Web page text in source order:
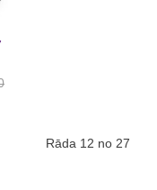
Rāda 12 no 27